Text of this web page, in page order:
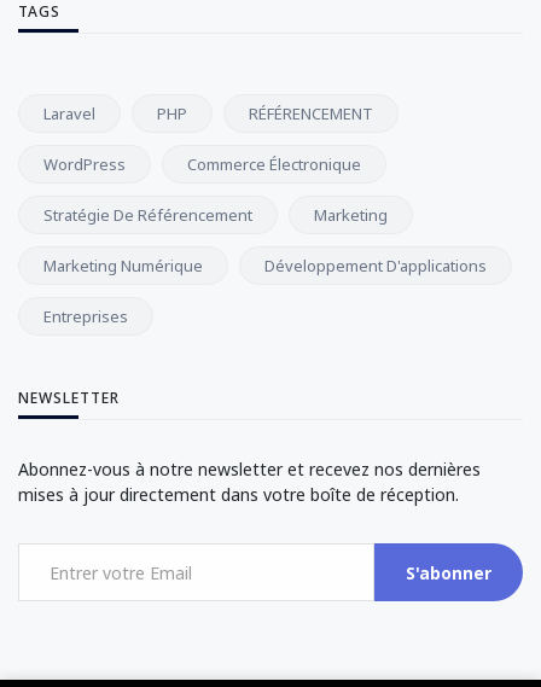
TAGS
Laravel PHP RÉFÉRENCEMENT
WordPress Commerce Électronique
Stratégie De Référencement Marketing
Marketing Numérique Développement D'applications
Entreprises
NEWSLETTER
Abonnez-vous à notre newsletter et recevez nos dernières
mises à jour directement dans votre boîte de réception.
S'abonner